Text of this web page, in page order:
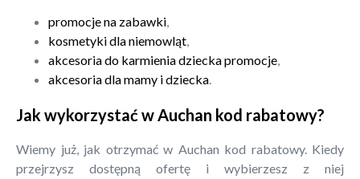
promocje na zabawki,
kosmetyki dla niemowląt,
akcesoria do karmienia dziecka promocje,
akcesoria dla mamy i dziecka.
Jak wykorzystać w Auchan kod rabatowy?
Wiemy już, jak otrzymać w Auchan kod rabatowy. Kiedy
przejrzysz dostępną ofertę i wybierzesz z niej